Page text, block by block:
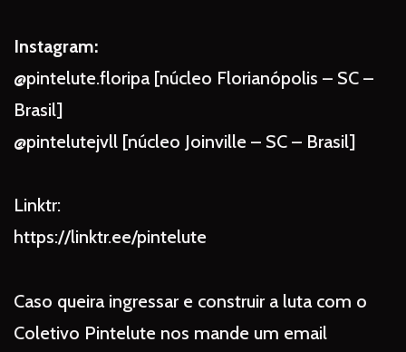
Instagram:
@pintelute.floripa [núcleo Florianópolis – SC –
Brasil]
@pintelutejvll [núcleo Joinville – SC – Brasil]
Linktr:
https://linktr.ee/pintelute
Caso queira ingressar e construir a luta com o
Coletivo Pintelute nos mande um email